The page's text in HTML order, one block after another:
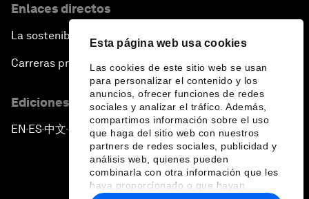
Esta página web usa cookies
Las cookies de este sitio web se usan
para personalizar el contenido y los
anuncios, ofrecer funciones de redes
sociales y analizar el tráfico. Además,
compartimos información sobre el uso
que haga del sitio web con nuestros
partners de redes sociales, publicidad y
análisis web, quienes pueden
combinarla con otra información que les
haya proporcionado o que hayan
Enlaces directos
La sostenibilidad en el Foro
Carreras profesionales
Ediciones en otros idiomas
EN ▪ES▪中文▪ 日本語